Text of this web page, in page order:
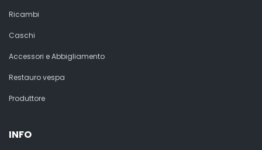
Ricambi
Caschi
Accessori e Abbigliamento
Restauro vespa
Produttore
INFO